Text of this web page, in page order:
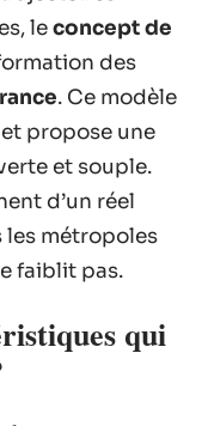
leconcept de
des
. Ce modèle
propose une
et souple.
d’un réel
les métropoles
faiblit pas.
qui